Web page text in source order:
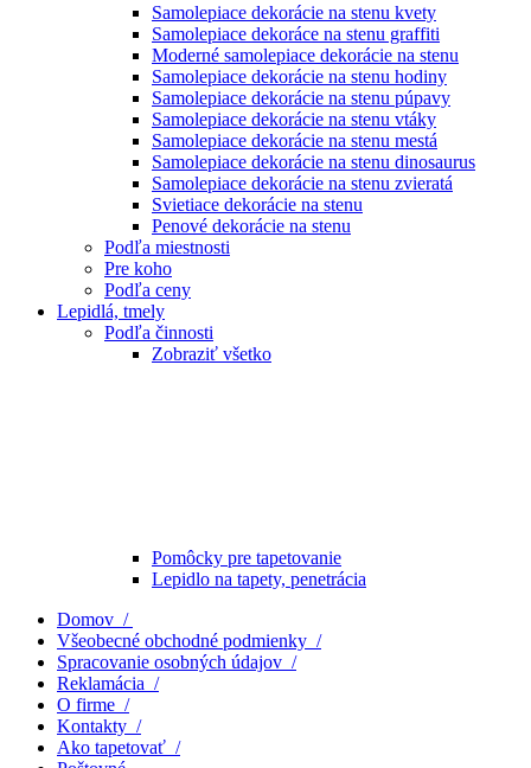
Samolepiace dekorácie na stenu kvety
Samolepiace dekoráce na stenu graffiti
Moderné samolepiace dekorácie na stenu
Samolepiace dekorácie na stenu hodiny
Samolepiace dekorácie na stenu púpavy
Samolepiace dekorácie na stenu vtáky
Samolepiace dekorácie na stenu mestá
Samolepiace dekorácie na stenu dinosaurus
Samolepiace dekorácie na stenu zvieratá
Svietiace dekorácie na stenu
Penové dekorácie na stenu
Podľa miestnosti
Pre koho
Podľa ceny
Lepidlá, tmely
Podľa činnosti
Zobraziť všetko
Pomôcky pre tapetovanie
Lepidlo na tapety, penetrácia
Domov /
Všeobecné obchodné podmienky /
Spracovanie osobných údajov /
Reklamácia /
O firme /
Kontakty /
Ako tapetovať /